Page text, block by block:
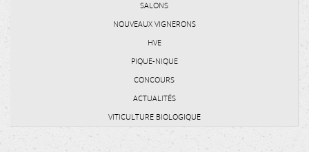
SALONS
NOUVEAUX VIGNERONS
HVE
PIQUE-NIQUE
CONCOURS
ACTUALITÉS
VITICULTURE BIOLOGIQUE